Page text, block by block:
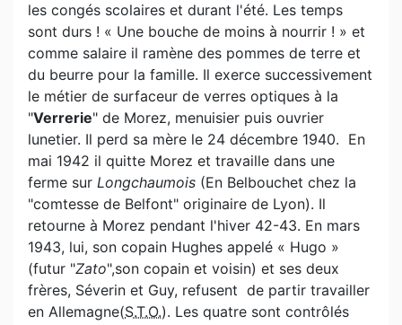
les congés scolaires et durant l'été. Les temps
sont durs ! « Une bouche de moins à nourrir ! » et
comme salaire il ramène des pommes de terre et
du beurre pour la famille. Il exerce successivement
le métier de surfaceur de verres optiques à la
"Verrerie" de Morez, menuisier puis ouvrier
lunetier. Il perd sa mère le 24 décembre 1940. En
mai 1942 il quitte Morez et travaille dans une
ferme sur Longchaumois (En Belbouchet chez la
"comtesse de Belfont" originaire de Lyon). Il
retourne à Morez pendant l'hiver 42-43. En mars
1943, lui, son copain Hughes appelé « Hugo »
(futur "Zato",son copain et voisin) et ses deux
frères, Séverin et Guy, refusent de partir travailler
en Allemagne(S.T.O.). Les quatre sont contrôlés